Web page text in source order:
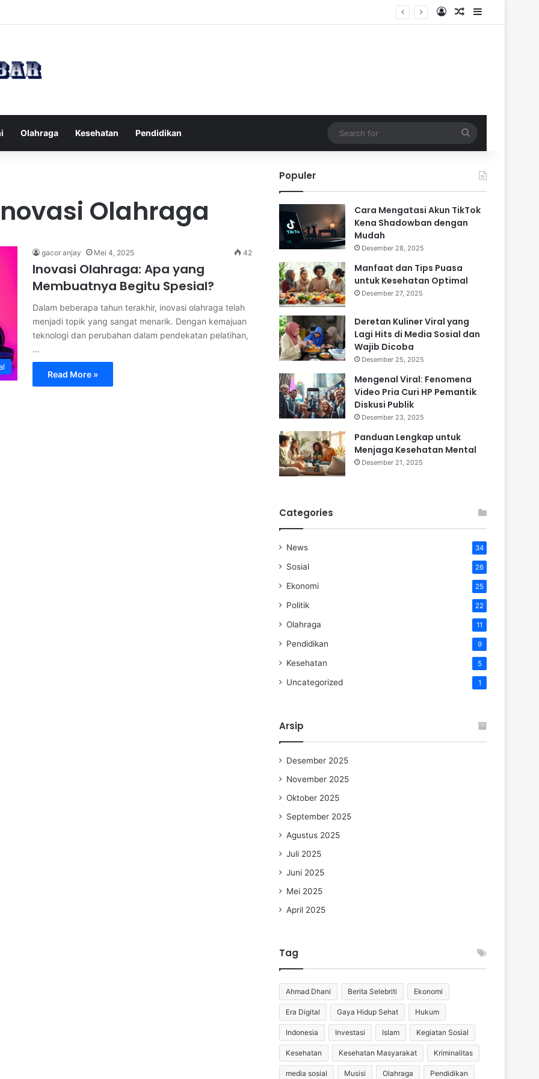
Log InRandom Article
Sidebar
Olahraga Kesehatan Pendidikan
for
Olahraga
gacor anjay Mei 4, 2025 42
Inovasi Olahraga: Apa yang
Membuatnya Begitu Spesial?
Dalam beberapa tahun terakhir, inovasi olahraga telah
menjadi topik yang sangat menarik. Dengan kemajuan
teknologi dan perubahan dalam pendekatan pelatihan,
…
Read More »
Populer
Cara Mengatasi Akun TikTok
Kena Shadowban dengan
Mudah
Desember 28, 2025
Manfaat dan Tips Puasa
untuk Kesehatan Optimal
Desember 27, 2025
Deretan Kuliner Viral yang
Lagi Hits di Media Sosial dan
Wajib Dicoba
Desember 25, 2025
Mengenal Viral: Fenomena
Video Pria Curi HP Pemantik
Diskusi Publik
Desember 23, 2025
Panduan Lengkap untuk
Menjaga Kesehatan Mental
Desember 21, 2025
Categories
News 34
Sosial 26
Ekonomi 25
Politik 22
Olahraga 11
Pendidikan 9
Kesehatan 5
Uncategorized 1
Arsip
Desember 2025
November 2025
Oktober 2025
September 2025
Agustus 2025
Juli 2025
Juni 2025
Mei 2025
April 2025
Tag
Ahmad Dhani Berita Selebriti Ekonomi
Era Digital Gaya Hidup Sehat Hukum
Indonesia Investasi Islam Kegiatan Sosial
Kesehatan Kesehatan Masyarakat Kriminalitas
media sosial Musisi Olahraga Pendidikan